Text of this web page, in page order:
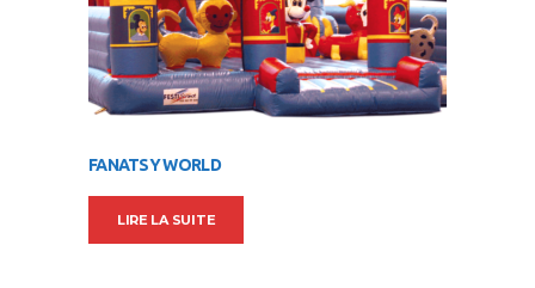
FANATSY WORLD
LIRE LA SUITE